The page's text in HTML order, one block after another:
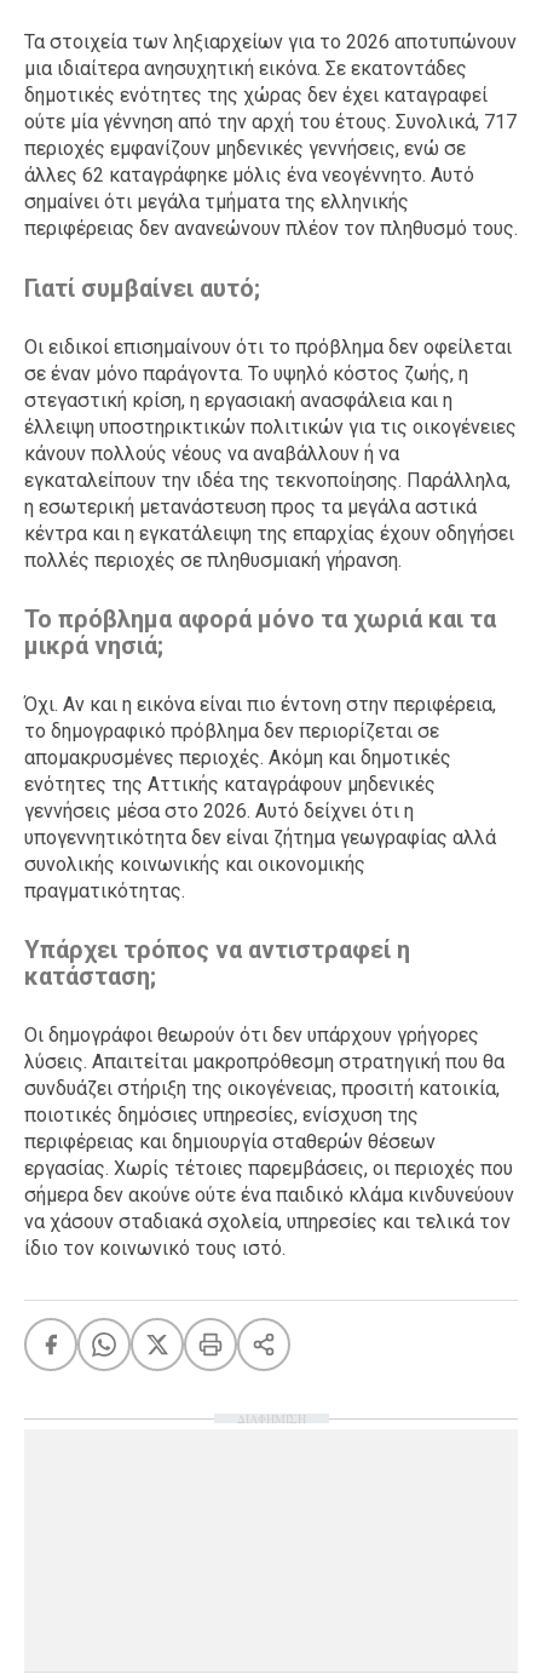
Τα στοιχεία των ληξιαρχείων για το 2026 αποτυπώνουν
μια ιδιαίτερα ανησυχητική εικόνα. Σε εκατοντάδες
δημοτικές ενότητες της χώρας δεν έχει καταγραφεί
ούτε μία γέννηση από την αρχή του έτους. Συνολικά, 717
περιοχές εμφανίζουν μηδενικές γεννήσεις, ενώ σε
άλλες 62 καταγράφηκε μόλις ένα νεογέννητο. Αυτό
σημαίνει ότι μεγάλα τμήματα της ελληνικής
περιφέρειας δεν ανανεώνουν πλέον τον πληθυσμό τους.
Γιατί συμβαίνει αυτό;
Οι ειδικοί επισημαίνουν ότι το πρόβλημα δεν οφείλεται
σε έναν μόνο παράγοντα. Το υψηλό κόστος ζωής, η
στεγαστική κρίση, η εργασιακή ανασφάλεια και η
έλλειψη υποστηρικτικών πολιτικών για τις οικογένειες
κάνουν πολλούς νέους να αναβάλλουν ή να
εγκαταλείπουν την ιδέα της τεκνοποίησης. Παράλληλα,
η εσωτερική μετανάστευση προς τα μεγάλα αστικά
κέντρα και η εγκατάλειψη της επαρχίας έχουν οδηγήσει
πολλές περιοχές σε πληθυσμιακή γήρανση.
Το πρόβλημα αφορά μόνο τα χωριά και τα
μικρά νησιά;
Όχι. Αν και η εικόνα είναι πιο έντονη στην περιφέρεια,
το δημογραφικό πρόβλημα δεν περιορίζεται σε
απομακρυσμένες περιοχές. Ακόμη και δημοτικές
ενότητες της Αττικής καταγράφουν μηδενικές
γεννήσεις μέσα στο 2026. Αυτό δείχνει ότι η
υπογεννητικότητα δεν είναι ζήτημα γεωγραφίας αλλά
συνολικής κοινωνικής και οικονομικής
πραγματικότητας.
Υπάρχει τρόπος να αντιστραφεί η
κατάσταση;
Οι δημογράφοι θεωρούν ότι δεν υπάρχουν γρήγορες
λύσεις. Απαιτείται μακροπρόθεσμη στρατηγική που θα
συνδυάζει στήριξη της οικογένειας, προσιτή κατοικία,
ποιοτικές δημόσιες υπηρεσίες, ενίσχυση της
περιφέρειας και δημιουργία σταθερών θέσεων
εργασίας. Χωρίς τέτοιες παρεμβάσεις, οι περιοχές που
σήμερα δεν ακούνε ούτε ένα παιδικό κλάμα κινδυνεύουν
να χάσουν σταδιακά σχολεία, υπηρεσίες και τελικά τον
ίδιο τον κοινωνικό τους ιστό.
ΔΙΑΦΗΜΙΣΗ